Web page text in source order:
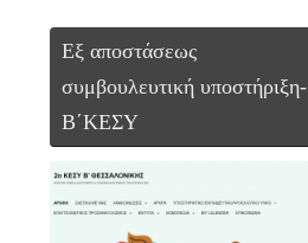
Εξ αποστάσεως
συμβουλευτική υποστήριξη-
Β΄ΚΕΣΥ